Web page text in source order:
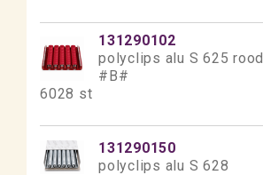
131290102
polyclips alu S 625 rood
#B#
6028 st
131290150
polyclips alu S 628